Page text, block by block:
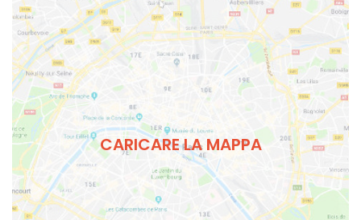
CARICARE LA MAPPA